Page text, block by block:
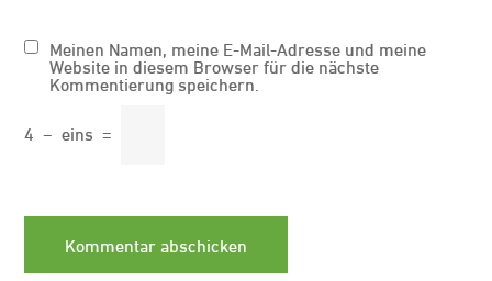
Meinen Namen, meine E-Mail-Adresse und meine
Website in diesem Browser für die nächste
Kommentierung speichern.
4 − eins =